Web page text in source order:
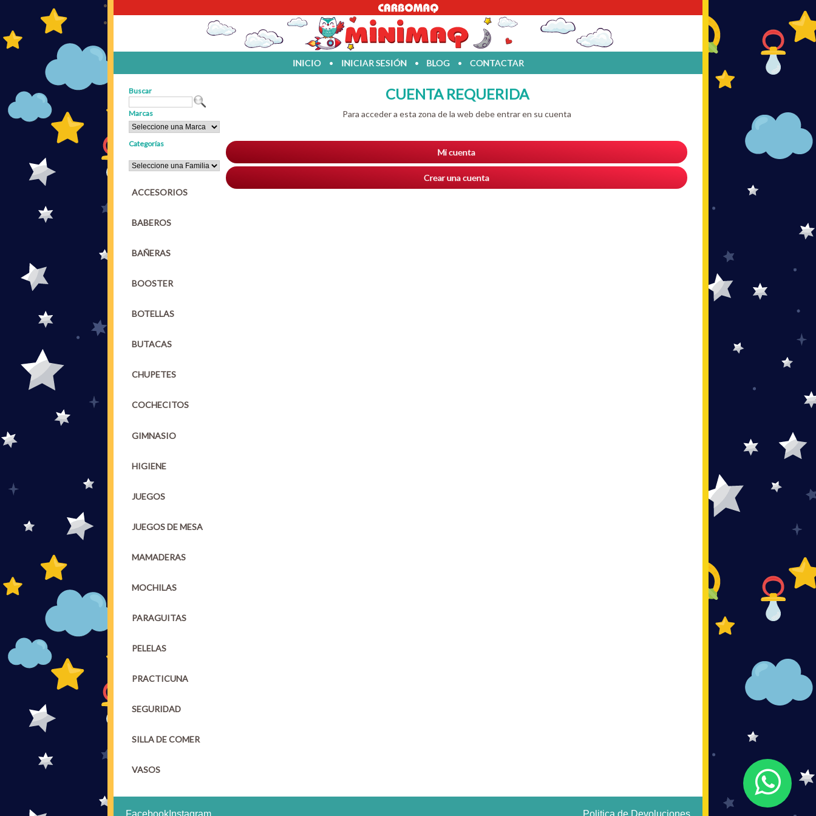
INICIO • INICIAR SESIÓN • BLOG • CONTACTAR
Buscar
Marcas
Categorías
ACCESORIOS
BABEROS
BAÑERAS
BOOSTER
BOTELLAS
BUTACAS
CHUPETES
COCHECITOS
GIMNASIO
HIGIENE
JUEGOS
JUEGOS DE MESA
MAMADERAS
MOCHILAS
PARAGUITAS
PELELAS
PRACTICUNA
SEGURIDAD
SILLA DE COMER
VASOS
CUENTA REQUERIDA
Para acceder a esta zona de la web debe entrar en su cuenta
Mi cuenta
Crear una cuenta